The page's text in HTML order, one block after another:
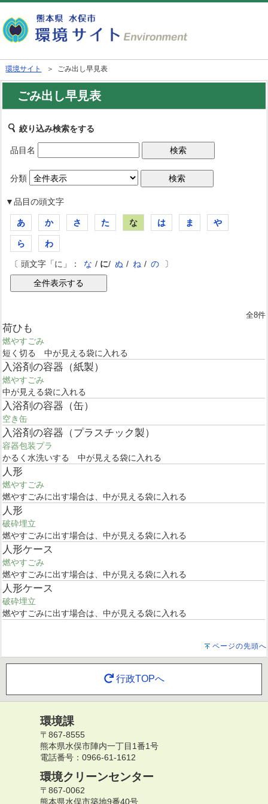
環境サイト ＞ ごみ出し早見表
ごみ出し早見表
絞り込み検索をする
品目名
分類
▼品目の頭文字
あ か さ た な は ま や
ら わ
〔 頭文字「に」： な / に/ ぬ / ね / の 〕
全8件
荷ひも
燃やすごみ
短く切る 中が見える袋に入れる
入浴剤の容器（紙製）
燃やすごみ
中が見える袋に入れる
入浴剤の容器（缶）
空き缶
入浴剤の容器（プラスチック製）
容器包装プラ
かるく水洗いする 中が見える袋に入れる
人形
燃やすごみ
燃やすごみに出す場合は、中が見える袋に入れる
人形
破砕埋立
燃やすごみに出す場合は、中が見える袋に入れる
人形ケース
燃やすごみ
燃やすごみに出す場合は、中が見える袋に入れる
人形ケース
破砕埋立
燃やすごみに出す場合は、中が見える袋に入れる
ページの先頭へ
行政TOPへ
環境課
〒867-8555
熊本県水俣市陣内一丁目1番1号
電話番号：0966-61-1612
環境クリーンセンター
〒867-0062
熊本県水俣市築地9番40号